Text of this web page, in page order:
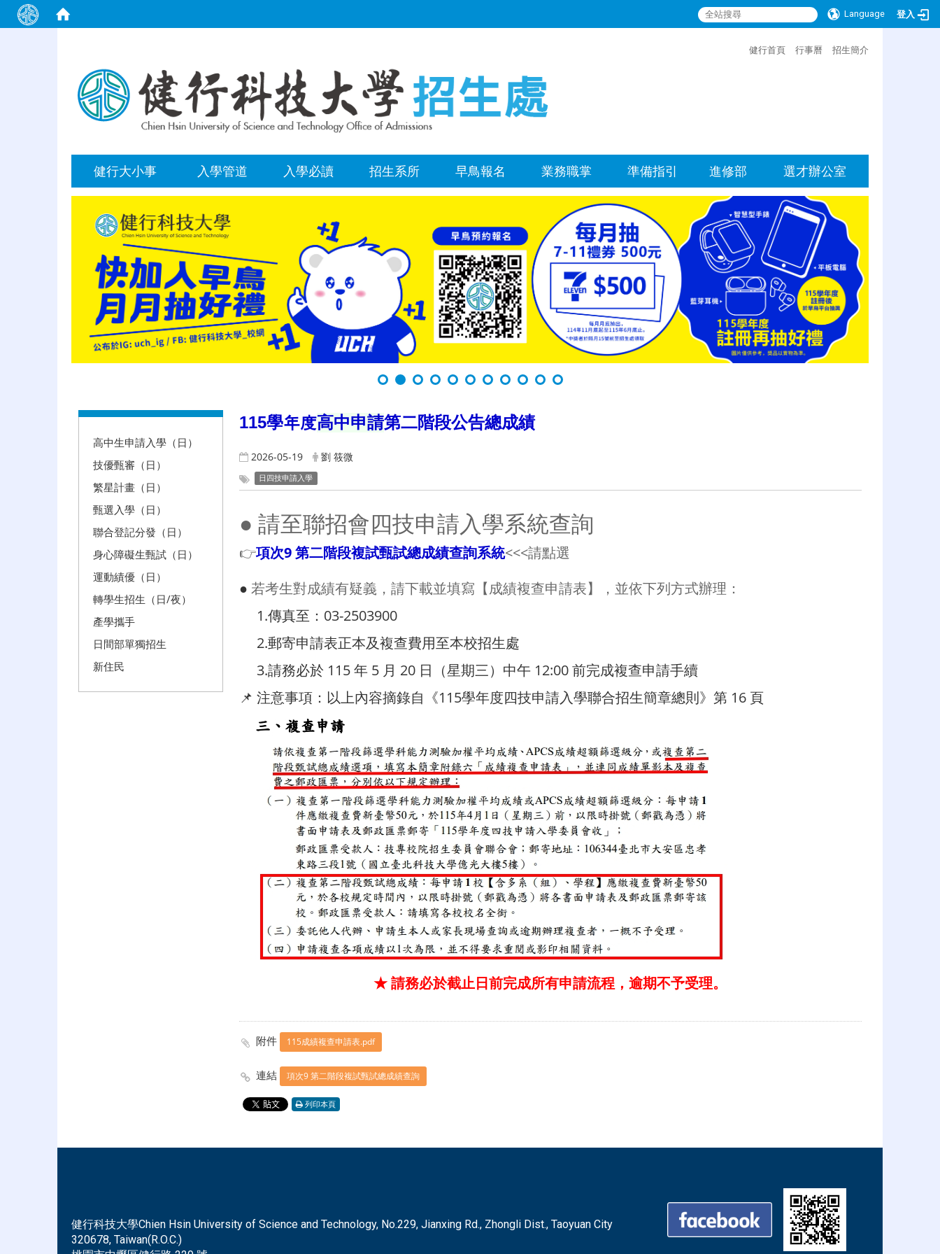
Language 登入
健行首頁 行事曆 招生簡介
健行大小事 入學管道 入學必讀 招生系所 早鳥報名 業務職掌 準備指引 進修部 選才辦公室
高中生申請入學（日）
技優甄審（日）
繁星計畫（日）
甄選入學（日）
聯合登記分發（日）
身心障礙生甄試（日）
運動績優（日）
轉學生招生（日/夜）
產學攜手
日間部單獨招生
新住民
115學年度高中申請第二階段公告總成績
2026-05-19 劉 筱微
日四技申請入學
● 請至聯招會四技申請入學系統查詢
👉項次9 第二階段複試甄試總成績查詢系統<<<請點選
● 若考生對成績有疑義，請下載並填寫【成績複查申請表】，並依下列方式辦理：
1.傳真至：03-2503900
2.郵寄申請表正本及複查費用至本校招生處
3.請務必於 115 年 5 月 20 日（星期三）中午 12:00 前完成複查申請手續
📌 注意事項：以上內容摘錄自《115學年度四技申請入學聯合招生簡章總則》第 16 頁
★ 請務必於截止日前完成所有申請流程，逾期不予受理。
附件 115成績複查申請表.pdf
連結 項次9 第二階段複試甄試總成績查詢
列印本頁
健行科技大學Chien Hsin University of Science and Technology, No.229, Jianxing Rd., Zhongli Dist., Taoyuan City
320678, Taiwan(R.O.C.)